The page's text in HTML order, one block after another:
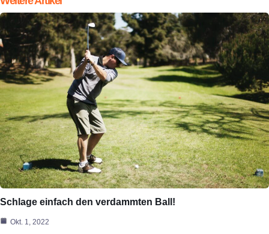
Schlage einfach den verdammten Ball!
Okt. 1, 2022